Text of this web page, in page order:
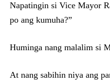
Napatingin si Vice Mayor
po ang kumuha?”
Huminga nang malalim si
At nang sabihin niya ang